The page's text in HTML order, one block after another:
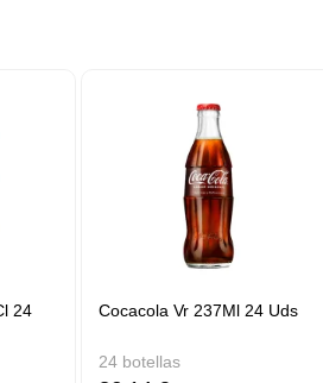
24
Cocacola Vr 237Ml 24 Uds
24 botellas